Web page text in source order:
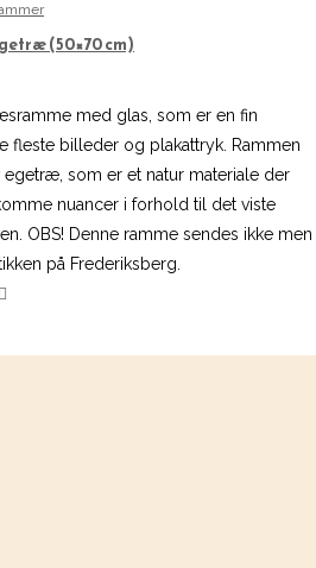
(50×70 cm)
med glas, som er en fin
fleste billeder og plakattryk. Rammen
egetræ, som er et natur materiale der
nuancer i forhold til det viste
OBS! Denne ramme sendes ikke men
på Frederiksberg.